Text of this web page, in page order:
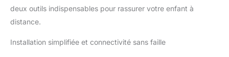
deux outils indispensables pour rassurer votre enfant à
distance.
Installation simplifiée et connectivité sans faille